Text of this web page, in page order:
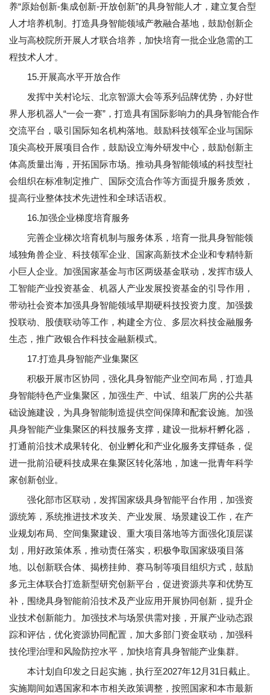
养“原始创新-集成创新-开放创新”的具身智能人才，建立复合型
人才培养机制。打造具身智能领域产教融合基地，鼓励创新企
业与高校院所开展人才联合培养，加快培育一批企业急需的工
程技术人才。
15.开展高水平开放合作
发挥中关村论坛、北京智源大会等系列品牌优势，办好世
界人形机器人“一会一赛”，打造具有国际影响力的具身智能合作
交流平台，吸引国际知名机构落地。鼓励科技领军企业与国际
顶尖高校开展项目合作，鼓励设立海外研发中心，鼓励创新主
体高质量出海，开拓国际市场。推动具身智能领域的科技型社
会组织在标准制定推广、国际交流合作等方面提升服务质效，
提高行业整体技术先进性和全球话语权。
16.加强企业梯度培育服务
完善企业梯次培育机制与服务体系，培育一批具身智能领
域独角兽企业、科技领军企业、国家高新技术企业和专精特新
小巨人企业。加强国家基金与市区两级基金联动，发挥市级人
工智能产业投资基金、机器人产业发展投资基金的引导作用，
带动社会资本加强具身智能领域早期硬科技投资力度。加强拨
投联动、股债联动等工作，构建全方位、多层次科技金融服务
生态，推广政银合作科技金融新模式。
17.打造具身智能产业集聚区
积极开展市区协同，强化具身智能产业空间布局，打造具
身智能特色产业集聚区，加强生产、中试、组装厂房的公共基
础设施建设，为具身智能制造提供空间保障和配套设施。加强
具身智能产业集聚区的科技服务支撑，建设一批标杆孵化器，
打通前沿技术成果转化、创业孵化和产业化服务支撑链条，促
进一批前沿硬科技成果在集聚区转化落地，加速一批青年科学
家创新创业。
强化部市区联动，发挥国家级具身智能平台作用，加强资
源统筹，系统推进技术攻关、产业发展、场景建设工作，在产
业规划布局、空间集聚建设、重大项目落地等方面强化顶层谋
划，用好政策体系，推动责任落实，积极争取国家级项目落
地。以创新联合体、揭榜挂帅、赛马制等项目组织方式，鼓励
多元主体联合打造新型研究创新平台，促进资源共享和优势互
补，围绕具身智能前沿技术及产业应用开展协同创新，提升企
业技术创新能力。加强技术与场景供需对接，开展产业动态跟
踪和评估，优化资源协同配置，加大多部门资金联动，加强科
技伦理治理和风险防控水平，加快培育具身智能产业集群。
本计划自印发之日起实施，执行至2027年12月31日截止。
实施期间如遇国家和本市相关政策调整，按照国家和本市最新